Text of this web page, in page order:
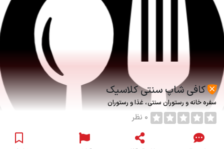
کافی شاپ سنتی کلاسیک
سفره خانه و رستوران سنتی غذا و رستوران
0 نظر